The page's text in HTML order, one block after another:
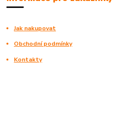
Jak nakupovat
Obchodní podmínky
Kontakty